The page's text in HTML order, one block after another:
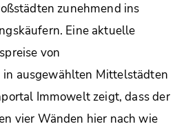
zunehmend ins
Eine aktuelle
von
ausgewählten Mittelstädten
Immowelt zeigt, dass der
vier Wänden hier nach wie